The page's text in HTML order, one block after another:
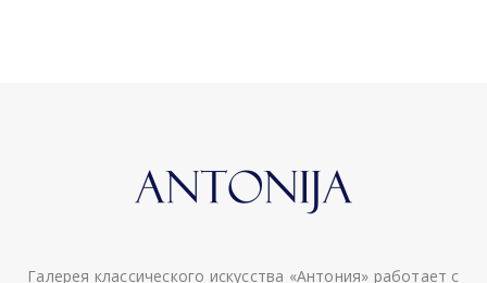
Галерея классического искусства «Антония» работает с